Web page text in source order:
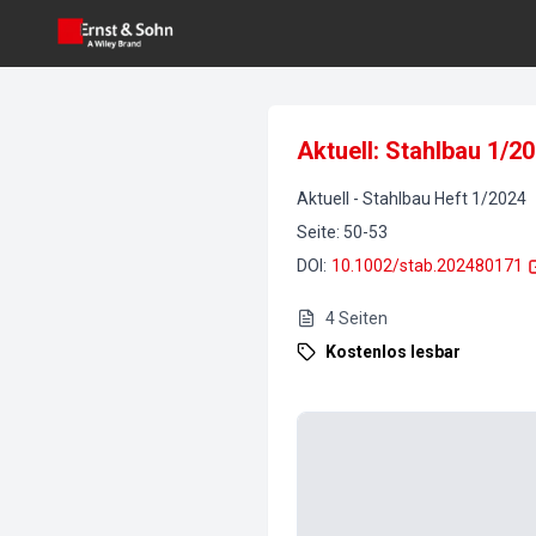
Aktuell: Stahlbau 1/
Aktuell - Stahlbau Heft 1/2024
Seite: 50-53
DOI : 10.1002/stab.202480171
4Seiten
Kostenlos lesbar